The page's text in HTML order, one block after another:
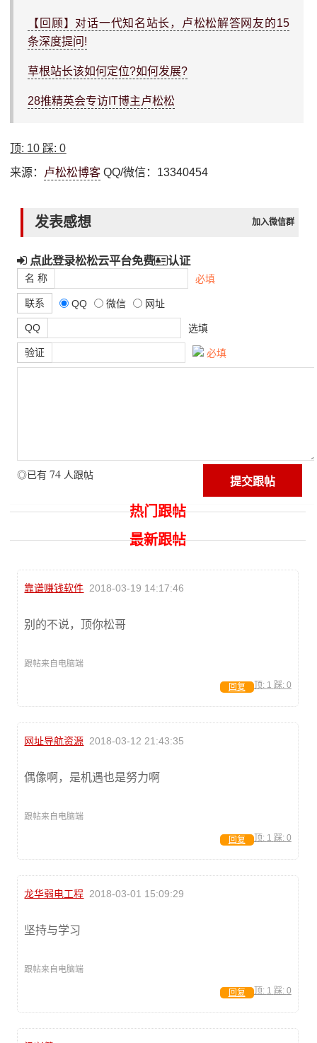
【回顾】对话一代知名站长，卢松松解答网友的15
条深度提问!
草根站长该如何定位?如何发展?
28推精英会专访IT博主卢松松
顶: 10 踩:0
来源： 卢松松博客 QQ/微信：13340454
发表感想 加入微信群
点此登录松松云平台免费 认证
名 称 必填
联系 QQ 微信 网址
QQ 选填
验证 必填
◎已有 74 人跟帖
热门跟帖
最新跟帖
靠谱赚钱软件 2018-03-19 14:17:46
别的不说，顶你松哥
跟帖来自电脑端
顶: 1 踩: 0
回复
网址导航资源 2018-03-12 21:43:35
偶像啊，是机遇也是努力啊
跟帖来自电脑端
顶: 1 踩: 0
回复
龙华弱电工程 2018-03-01 15:09:29
坚持与学习
跟帖来自电脑端
顶: 1 踩: 0
回复